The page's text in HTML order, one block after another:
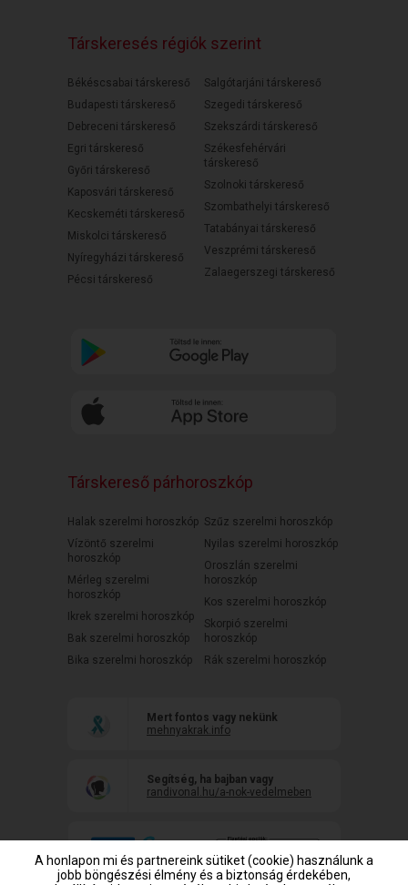
Társkeresés régiók szerint
Békéscsabai társkereső
Budapesti társkereső
Debreceni társkereső
Egri társkereső
Győri társkereső
Kaposvári társkereső
Kecskeméti társkereső
Miskolci társkereső
Nyíregyházi társkereső
Pécsi társkereső
Salgótarjáni társkereső
Szegedi társkereső
Szekszárdi társkereső
Székesfehérvári
társkereső
Szolnoki társkereső
Szombathelyi társkereső
Tatabányai társkereső
Veszprémi társkereső
Zalaegerszegi társkereső
Társkereső párhoroszkóp
Halak szerelmi horoszkóp
Vízöntő szerelmi
horoszkóp
Mérleg szerelmi
horoszkóp
Ikrek szerelmi horoszkóp
Bak szerelmi horoszkóp
Bika szerelmi horoszkóp
Szűz szerelmi horoszkóp
Nyilas szerelmi horoszkóp
Oroszlán szerelmi
horoszkóp
Kos szerelmi horoszkóp
Skorpió szerelmi
horoszkóp
Rák szerelmi horoszkóp
Mert fontos vagy nekünk
mehnyakrak.info
Segítség, ha bajban vagy
randivonal.hu/a-nok-vedelmeben
A honlapon mi és partnereink sütiket (cookie) használunk a
jobb böngészési élmény és a biztonság érdekében,